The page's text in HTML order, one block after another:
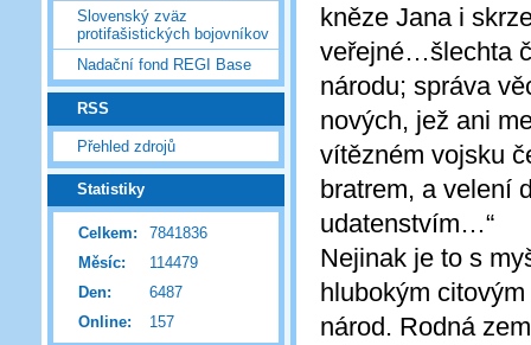
Slovenský zväz
protifašistických bojovníkov
Nadační fond REGI Base
RSS
Přehled zdrojů
Statistiky
Online: 157
Celkem:
7841836
Měsíc:
114479
Den:
6487
kněze Jana i
veřejné…šlechta
národu; správa
nových, jež ani
vítězném vojsku
bratrem, a velení
udatenstvím…“
Nejinak je to s
hlubokým
národ. Rodná